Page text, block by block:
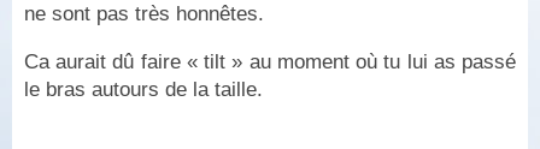
ne sont pas très honnêtes.
Ca aurait dû faire « tilt » au moment où tu lui as passé
le bras autours de la taille.